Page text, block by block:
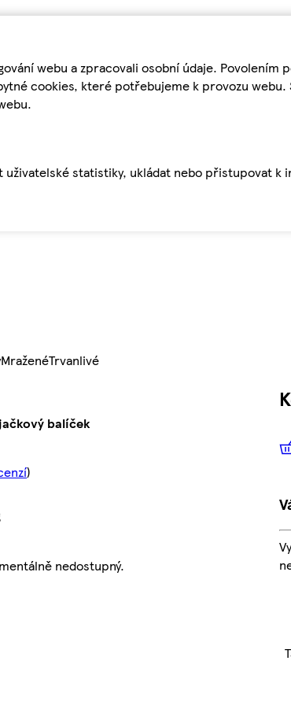
webu a zpracovali osobní údaje. Povolením
cookies, které potřebujeme k provozu
statistiky, ukládat nebo přistupovat k
MraženéTrvanlivé
balíček
)
nedostupný.